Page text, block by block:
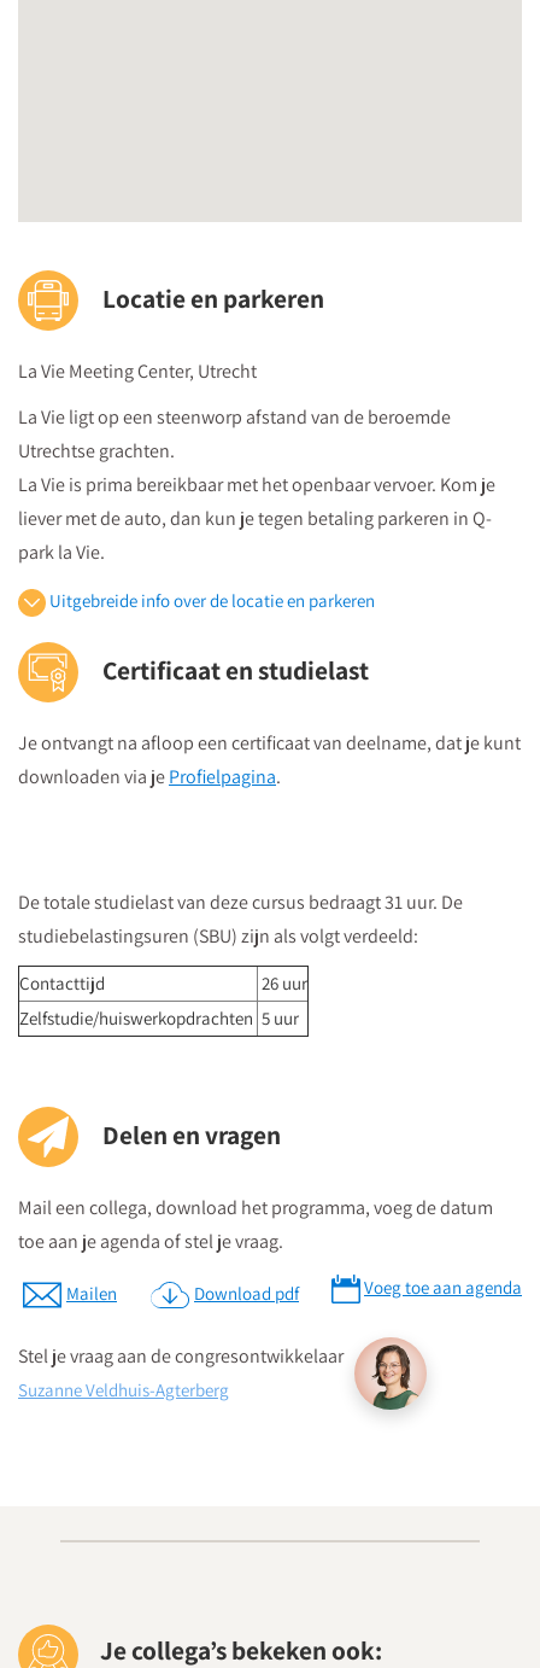
Locatie en parkeren
La Vie Meeting Center, Utrecht
La Vie ligt op een steenworp afstand van de beroemde
Utrechtse grachten.
La Vie is prima bereikbaar met het openbaar vervoer. Kom je
liever met de auto, dan kun je tegen betaling parkeren in Q-
park la Vie.
Je volgt vanuit Utrecht Centraal Station de bewegwijzeringborden
vervolgens vanuit winkelcentrum "Hoog Catharijne" volgt u de
borden "Vredenburg".
Je kunt het meeting center bereiken viade ingang van het
kantorencomplex "La Vie" aan de St. Jacobsstraat
borden op de 4e etage zie je in welke zaal je moet zijn en daar
kun je dan direct naartoe.
Postcode ten behoeve van je navigatiesysteem : 3511 BS
Parkeren kan in de Qpark parkeergarage La Vie, welke langs de
verschillende aanrijdroutes wordt bewegwijzerd.
Op parkeerniveau 14 heeft u rechtstreekse doorgang naar La
Vie.
Parkeergarage “La Vie” bevindt zich aan de St. Jacobstraat
naast de Bijenkorf.
Uitgebreide info over de locatie en parkeren
Certificaat en studielast
Je ontvangt na afloop een certificaat van deelname, dat je kunt
downloaden via jeProfielpagina.
De totale studielast van deze cursus bedraagt 31 uur. De
studiebelastingsuren (SBU) zijn als volgt verdeeld:
Contacttijd
26 uur
Zelfstudie/huiswerkopdrachten 5 uur
Delen en vragen
Mail een collega, download het programma, voeg de datum
toe aan je agenda of stel je vraag.
Mailen Download pdf Voeg toe aan agenda
Stel je vraag aan de congresontwikkelaar
Suzanne Veldhuis-Agterberg
Je collega’s bekeken ook: